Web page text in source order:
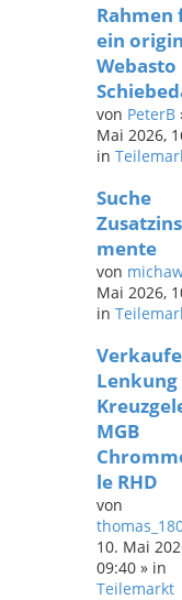
Rahmen
ein
Webasto
von PeterB
Mai 2026,
in
Suche
mente
von
Mai 2026,
in
Verkaufe
Lenkung
MGB
le RHD
von
10. Mai
09:40 » in
Teilemarkt